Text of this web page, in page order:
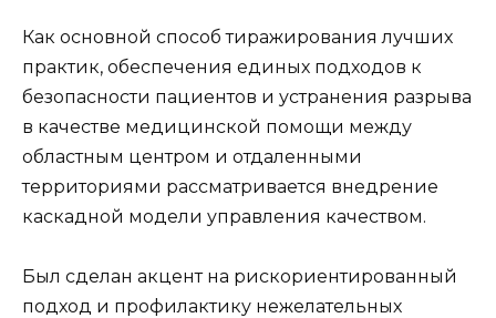
Как основной способ тиражирования лучших
практик, обеспечения единых подходов к
безопасности пациентов и устранения разрыва
в качестве медицинской помощи между
областным центром и отдаленными
территориями рассматривается внедрение
каскадной модели управления качеством.
Был сделан акцент на рискориентированный
подход и профилактику нежелательных